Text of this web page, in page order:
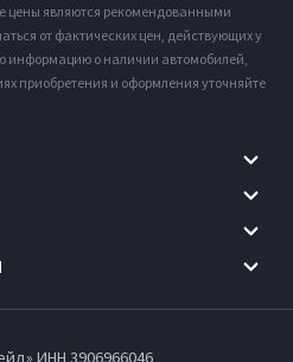
цены являются рекомендованными
от фактических цен, действующих у
информацию о наличии автомобилей,
приобретения и оформления уточняйте
ИНН 3906966046